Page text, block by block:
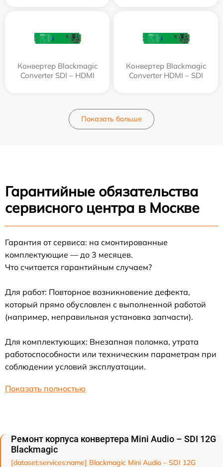
Конвертер Blackmagic
Converter SDI – HDMI
Конвертер Blackmagic
Converter HDMI – SDI
Показать больше
Гарантийные обязательства
сервисного центра в Москве
Гарантия от сервиса: на смонтированные
комплектующие — до 3 месяцев.
Что считается гарантийным случаем?
Для работ: Повторное возникновение дефекта,
который прямо обусловлен с выполненной работой
(например, неправильная установка запчасти).
Для комплектующих: Внезапная поломка, утрата
работоспособности или техническим параметрам при
соблюдении условий эксплуатации.
Показать полностью
Ремонт корпуса конвертера Mini Audio – SDI 12G
Blackmagic
[dataset:services:name] Blackmagic Mini Audio – SDI 12G